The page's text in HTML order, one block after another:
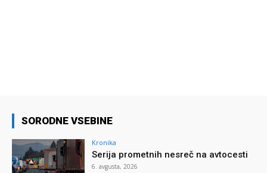
SORODNE VSEBINE
Kronika
Serija prometnih nesreč na avtocesti
6. avgusta, 2026